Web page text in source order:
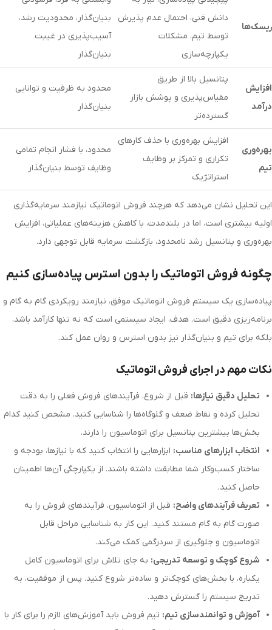
ریسک‌ها
دانش فنی، احتمال عدم پذیرش
توسط تیم، مشکلات
یکپارچه‌سازی
بنیان‌گذار، محدودیت رشد،
آسیب‌پذیری در غیبت
بنیان‌گذار
افزایش
درآمد
پتانسیل بالا از طریق
مقیاس‌پذیری و پوشش بازار
گسترده‌تر
محدود به ظرفیت و توانایی
بنیان‌گذار
بهره‌وری
تیم
افزایش بهره‌وری با حذف کارهای
تکراری و تمرکز بر وظایف
استراتژیک
محدود، با فشار انجام تمامی
وظایف توسط بنیان‌گذار
این تحلیل نشان می‌دهد که هرچند فروش اتوماتیک نیازمند سرمایه‌گذاری
اولیه بیشتری است، اما در بلندمدت، با کاهش هزینه‌های عملیاتی، افزایش
بهره‌وری و پتانسیل رشد نامحدود، بازگشت سرمایه قابل توجهی دارد.
چگونه فروش اتوماتیک را بدون استرس پیاده‌سازی کنیم
پیاده‌سازی یک سیستم فروش اتوماتیک موفق، نیازمند رویکردی گام به گام و
برنامه‌ریزی دقیق است. هدف، ایجاد سیستمی است که نه تنها کارآمد باشد،
بلکه برای تیم و بنیان‌گذار نیز بدون استرس و روان عمل کند.
نکات مهم در اجرای فروش اتوماتیک
تحلیل دقیق نیازها: قبل از شروع، فرآیندهای فروش فعلی را به دقت
تحلیل کرده و نقاط ضعف و گلوگاه‌ها را شناسایی کنید. مشخص کنید کدام
بخش‌ها بیشترین پتانسیل برای اتوماسیون را دارند.
انتخاب ابزارهای مناسب: ابزارهایی را انتخاب کنید که با نیازها، بودجه و
ساختار کسب‌وکار شما مطابقت داشته باشند. از یکپارچگی آن‌ها اطمینان
حاصل کنید.
تعریف فرآیندهای واضح: قبل از اتوماسیون، فرآیندهای فروش را به
صورت گام به گام مستند کنید. این کار به شناسایی مراحل قابل
اتوماسیون و جلوگیری از سردرگمی کمک می‌کند.
شروع کوچک و توسعه تدریجی: به جای تلاش برای اتوماسیون کامل
یکباره، با بخش‌های کوچک‌تر و ساده‌تر شروع کنید. پس از موفقیت، به
تدریج سیستم را گسترش دهید.
آموزش و توانمندسازی تیم: تیم فروش باید آموزش‌های لازم را برای کار با